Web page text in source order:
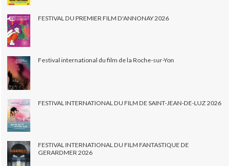
FESTIVAL DU PREMIER FILM D'ANNONAY 2026
Festival international du film de la Roche-sur-Yon
FESTIVAL INTERNATIONAL DU FILM DE SAINT-JEAN-DE-LUZ 2026
FESTIVAL INTERNATIONAL DU FILM FANTASTIQUE DE
GERARDMER 2026